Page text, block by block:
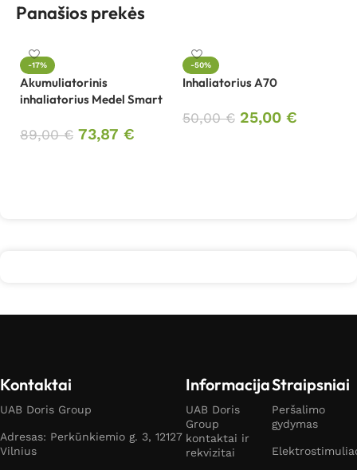
Panašios prekės
-17%
Akumuliatorinis
inhaliatorius Medel Smart
89,00€ 73,87 €
-50%
Inhaliatorius A70
50,00€ 25,00 €
Kontaktai
UAB Doris Group
Adresas: Perkūnkiemio g. 3, 12127
Vilnius
Informacija
UAB Doris
Group
kontaktai ir
rekvizitai
Straipsniai
Peršalimo
gydymas